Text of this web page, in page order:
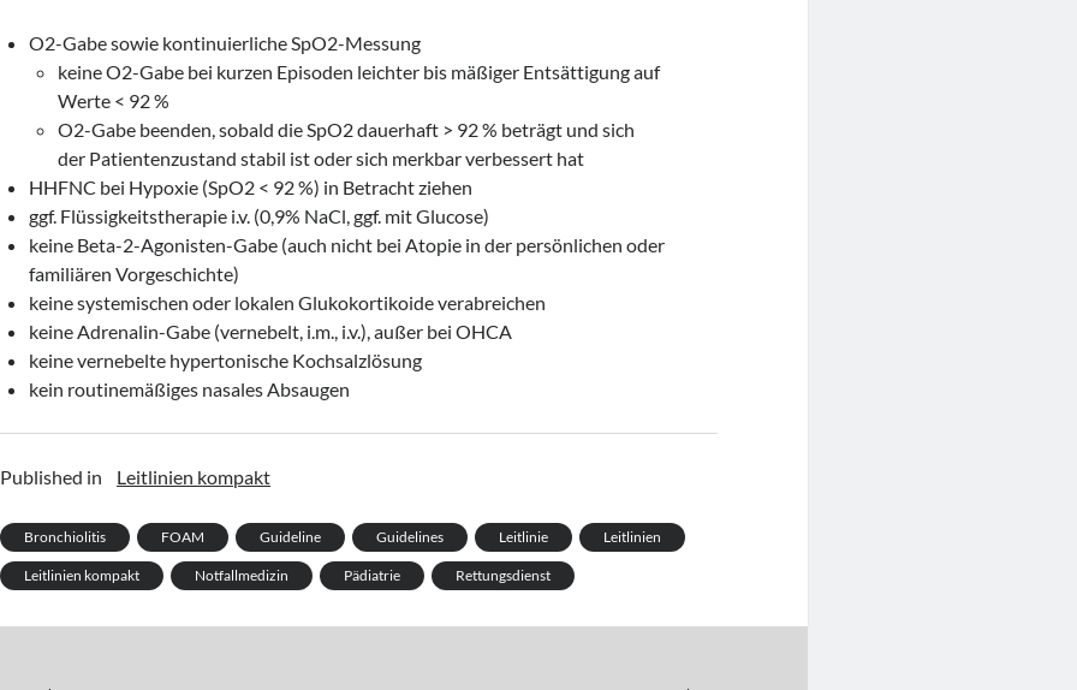
O2-Gabe sowie kontinuierliche SpO2-Messung
keine O2-Gabe bei kurzen Episoden leichter bis mäßiger Entsättigung auf
Werte < 92 %
O2-Gabe beenden, sobald die SpO2 dauerhaft > 92 % beträgt und sich
der Patientenzustand stabil ist oder sich merkbar verbessert hat
HHFNC bei Hypoxie (SpO2 < 92 %) in Betracht ziehen
ggf. Flüssigkeitstherapie i.v. (0,9% NaCl, ggf. mit Glucose)
keine Beta-2-Agonisten-Gabe (auch nicht bei Atopie in der persönlichen oder
familiären Vorgeschichte)
keine systemischen oder lokalen Glukokortikoide verabreichen
keine Adrenalin-Gabe (vernebelt, i.m., i.v.), außer bei OHCA
keine vernebelte hypertonische Kochsalzlösung
kein routinemäßiges nasales Absaugen
Published in Leitlinien kompakt
Bronchiolitis FOAM Guideline Guidelines Leitlinie Leitlinien
Leitlinien kompakt Notfallmedizin Pädiatrie Rettungsdienst